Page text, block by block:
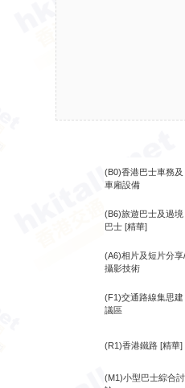
(B0)香港巴士車務及
車廂設備
(B6)旅遊巴士及過境
巴士 [精華]
(A6)相片及短片分享/
攝影技術
(F1)交通路線集思建
議區
(R1)香港鐵路 [精華]
(M1)小型巴士綜合討